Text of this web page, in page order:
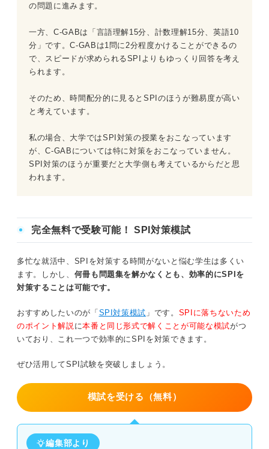
の問題に進みます。
一方、C-GABは「言語理解15分、計数理解15分、英語10
分」です。C-GABは1問に2分程度かけることができるの
で、スピードが求められるSPIよりもゆっくり回答を考え
られます。
そのため、時間配分的に見るとSPIのほうが難易度が高い
と考えています。
私の場合、大学ではSPI対策の授業をおこなっています
が、C-GABについては特に対策をおこなっていません。
SPI対策のほうが重要だと大学側も考えているからだと思
われます。
完全無料で受験可能！ SPI対策模試
多忙な就活中、SPIを対策する時間がないと悩む学生は多くい
ます。しかし、 何冊も問題集を解かなくとも、効率的にSPIを
対策することは可能です。
おすすめしたいのが「SPI対策模試 」です。 SPIに落ちないため
のポイント解説 に本番と同じ形式で解くことが可能な模試がつ
いており、これ一つで効率的にSPIを対策できます。
ぜひ活用してSPI試験を突破しましょう。
模試を受ける（無料）
編集部より